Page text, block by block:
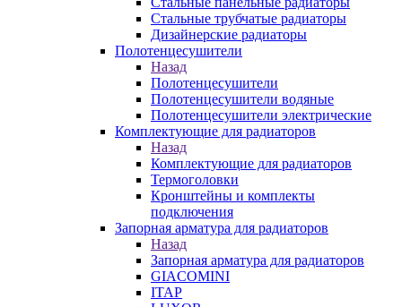
Стальные трубчатые радиаторы
Дизайнерские радиаторы
Полотенцесушители
Назад
Полотенцесушители
Полотенцесушители водяные
Полотенцесушители электрические
Комплектующие для радиаторов
Назад
Комплектующие для радиаторов
Термоголовки
Кронштейны и комплекты
подключения
Запорная арматура для радиаторов
Назад
Запорная арматура для радиаторов
GIACOMINI
ITAP